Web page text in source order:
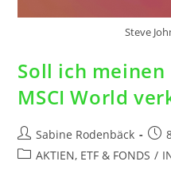
Steve
Soll ich meinen
MSCI World
Sabine Rodenbäck
AKTIEN, ETF & FONDS /